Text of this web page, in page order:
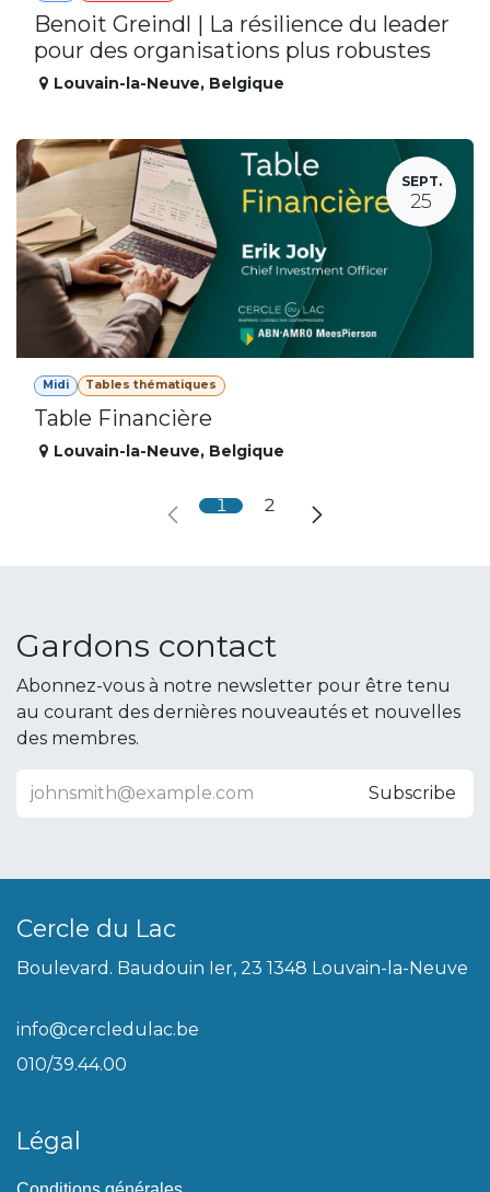
Benoit Greindl | La résilience du leader
pour des organisations plus robustes
Louvain-la-Neuve, Belgique
SEPT.
25
Midi Tables thématiques
Table Financière
Louvain-la-Neuve, Belgique
1 2
Gardons contact
Abonnez-vous à notre newsletter pour être tenu
au courant des dernières nouveautés et nouvelles
des membres.
Subscribe
Cercle du Lac
Boulevard. Baudouin Ier, 23 1348 Louvain-la-Neuve
info@cercledulac.be
010/39.44.00
Légal